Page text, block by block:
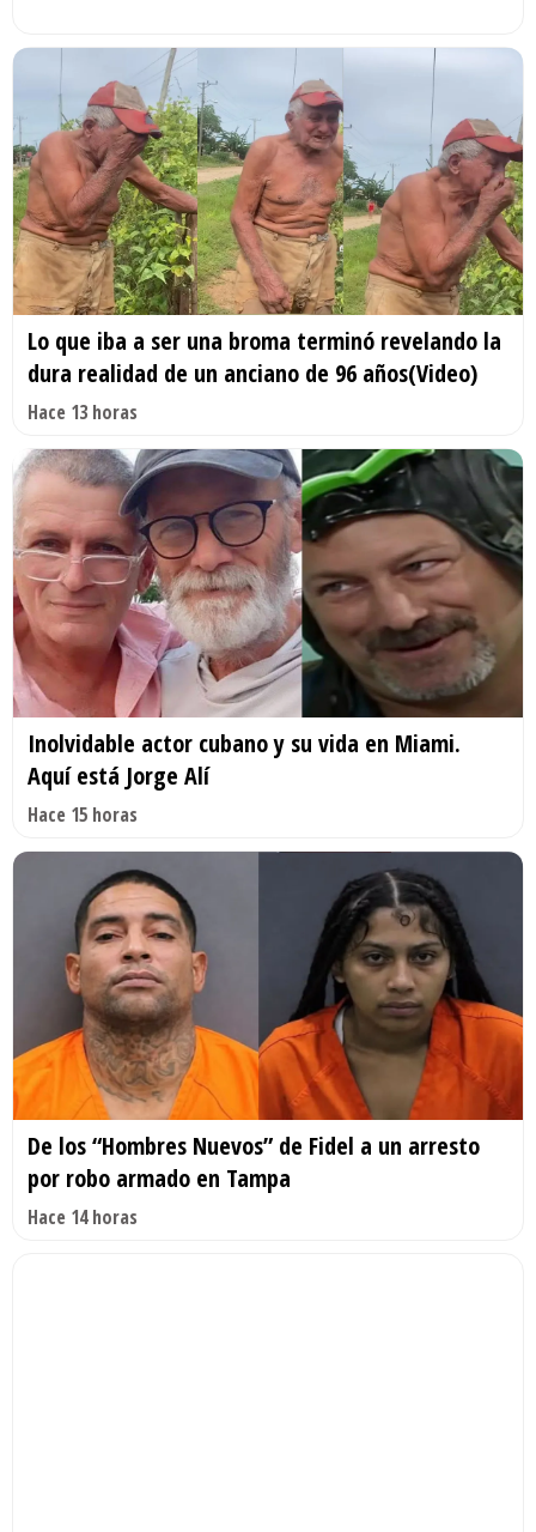
Lo que iba a ser una broma terminó revelando la
dura realidad de un anciano de 96 años(Video)
Hace 13 horas
Inolvidable actor cubano y su vida en Miami.
Aquí está Jorge Alí
Hace 15 horas
De los “Hombres Nuevos” de Fidel a un arresto
por robo armado en Tampa
Hace 14 horas